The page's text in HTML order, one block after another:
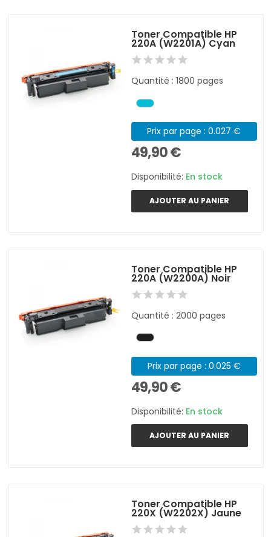
Toner Compatible HP
220A (W2201A) Cyan
Quantité : 1800 pages
Prix par page : 0.027 €
49,90 €
Disponibilité: En stock
AJOUTER AU PANIER
Toner Compatible HP
220A (W2200A) Noir
Quantité : 2000 pages
Prix par page : 0.025 €
49,90 €
Disponibilité: En stock
AJOUTER AU PANIER
Toner Compatible HP
220X (W2202X) Jaune